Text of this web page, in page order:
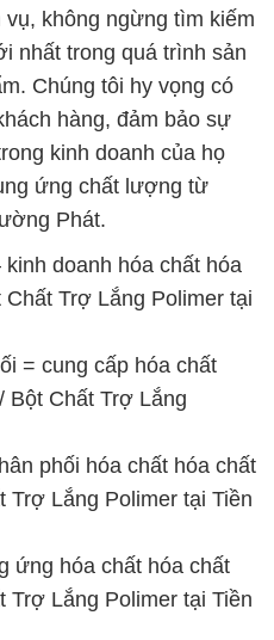
không ngừng tìm kiếm
nhất trong quá trình sản
Chúng tôi hy vọng có
hàng, đảm bảo sự
kinh doanh của họ
ứng chất lượng từ
Phát.
doanh hóa chất hóa
Trợ Lắng Polimer tại
= cung cấp hóa chất
Bột Chất Trợ Lắng
phối hóa chất hóa chất
Trợ Lắng Polimer tại Tiền
ứng hóa chất hóa chất
Trợ Lắng Polimer tại Tiền